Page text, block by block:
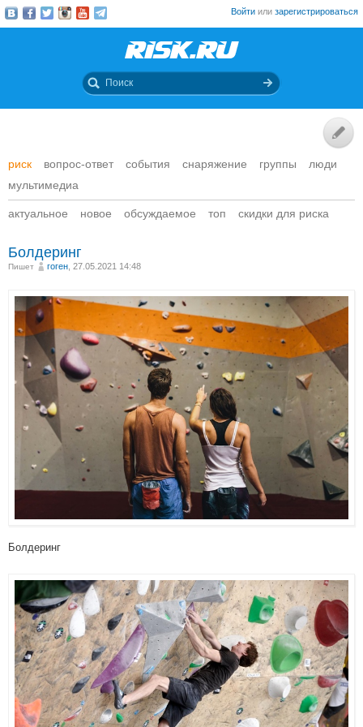
Войти или зарегистрироваться
риск вопрос-ответ события снаряжение группы
люди
мультимедиа
актуальное новое обсуждаемое топ скидки для риска
Болдеринг
Пишет гоген , 27.05.2021 14:48
Болдеринг